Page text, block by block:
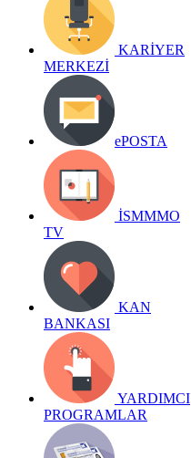
KARİYER
MERKEZİ
ePOSTA
İSMMMO
TV
KAN
BANKASI
YARDIMCI
PROGRAMLAR